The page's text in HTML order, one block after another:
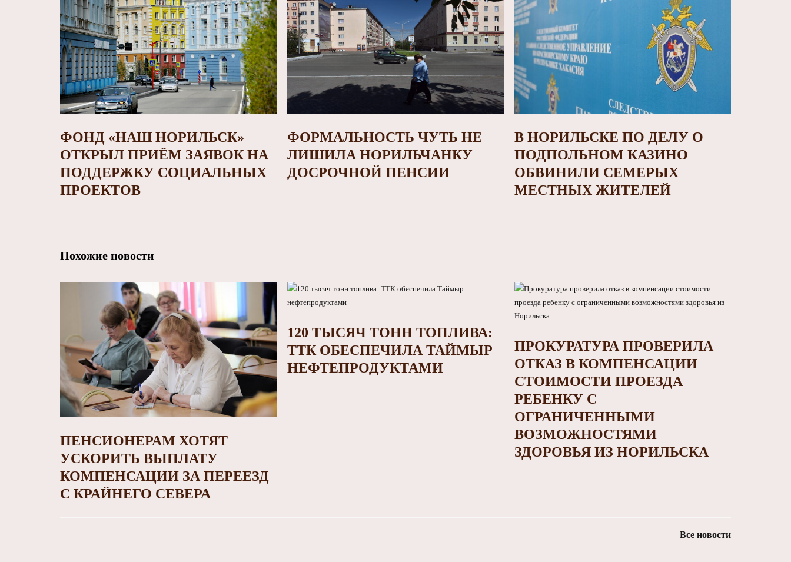
ФОНД «НАШ НОРИЛЬСК»
ОТКРЫЛ ПРИЁМ ЗАЯВОК НА
ПОДДЕРЖКУ СОЦИАЛЬНЫХ
ПРОЕКТОВ
ФОРМАЛЬНОСТЬ ЧУТЬ НЕ
ЛИШИЛА НОРИЛЬЧАНКУ
ДОСРОЧНОЙ ПЕНСИИ
В НОРИЛЬСКЕ ПО ДЕЛУ О
ПОДПОЛЬНОМ КАЗИНО
ОБВИНИЛИ СЕМЕРЫХ
МЕСТНЫХ ЖИТЕЛЕЙ
Похожие новости
ПЕНСИОНЕРАМ ХОТЯТ
УСКОРИТЬ ВЫПЛАТУ
КОМПЕНСАЦИИ ЗА ПЕРЕЕЗД
С КРАЙНЕГО СЕВЕРА
120 ТЫСЯЧ ТОНН ТОПЛИВА:
ТТК ОБЕСПЕЧИЛА ТАЙМЫР
НЕФТЕПРОДУКТАМИ
ПРОКУРАТУРА ПРОВЕРИЛА
ОТКАЗ В КОМПЕНСАЦИИ
СТОИМОСТИ ПРОЕЗДА
РЕБЕНКУ С
ОГРАНИЧЕННЫМИ
ВОЗМОЖНОСТЯМИ
ЗДОРОВЬЯ ИЗ НОРИЛЬСКА
Все новости